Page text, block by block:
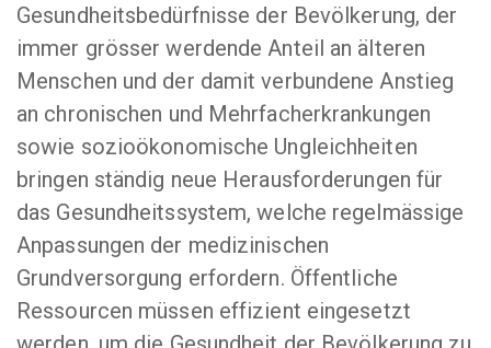
Gesundheitsbedürfnisse der Bevölkerung, der
immer grösser werdende Anteil an älteren
Menschen und der damit verbundene Anstieg
an chronischen und Mehrfacherkrankungen
sowie sozioökonomische Ungleichheiten
bringen ständig neue Herausforderungen für
das Gesundheitssystem, welche regelmässige
Anpassungen der medizinischen
Grundversorgung erfordern. Öffentliche
Ressourcen müssen effizient eingesetzt